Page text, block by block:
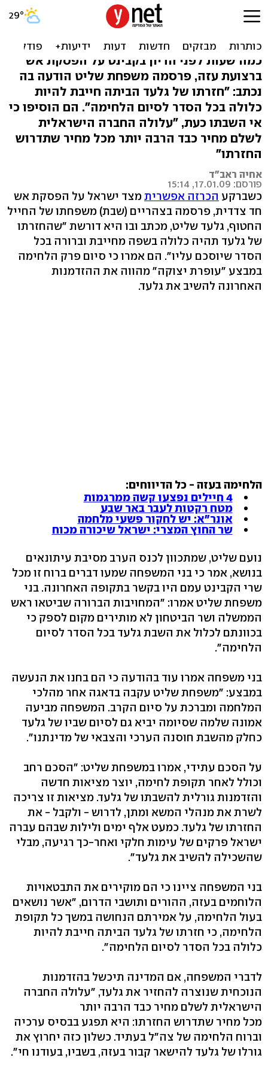
משפחת שליט: הזדמנות
אחרונה לשחרר את גלעד
כמה שעות לפני הדיון בקבינט על הפסקת אש
ברצועת עזה, פרסמה משפחת שליט הודעה בה
נכתב: "חזרתו של גלעד הביתה חייבת להיות
כלולה בכל הסדר לסיום הלחימה". הם הוסיפו כי
אי השבתו כעת, "עלולה החברה הישראלית
לשלם מחיר כבד הרבה יותר מכל מחיר שתדרוש
החזרתו"
אחיה ראב"ד
פורסם: 17.01.09, 15:14
כשברקע הכרזה אפשריתמצד ישראל על הפסקת אש
חד צדדית, פרסמה בצהריים (שבת) משפחתו של החייל
החטוף, גלעד שליט, מכתב ובו היא דורשת "שהחזרתו
של גלעד תהיה כלולה בשפה מחייבת וברורה בכל
הסדר שיוסכם עליו". הם אמרו כי סיום פרק הלחימה
במבצע "עופרת יצוקה" מהווה את ההזדמנות
האחרונה להשיב את גלעד.
הלחימה בעזה - כל הדיווחים:
4 חיילים נפצעו קשה ממרגמות
מטח רקטות לעבר באר שבע
אונר"א: יש לחקור פשעי מלחמה
שר החוץ המצרי: ישראל שיכורה מכוח
נועם שליט, שמתכוון לכנס הערב מסיבת עיתונאים
בנושא, אמר כי בני המשפחה שמעו דברים ברוח זו מכל
שרי הקבינט עמם היו בקשר בתקופה האחרונה. בני
משפחת שליט אמרו: "המחויבות הברורה שביטאו ראש
הממשלה ושר הביטחון לא מותירים מקום לספק כי
בכוונתם לכלול את השבת גלעד בכל הסדר לסיום
הלחימה".
בני משפחה אמרו עוד בהודעה כי הם בחנו את הנעשה
במבצע: "משפחת שליט עקבה בדאגה אחר מהלכי
המלחמה ומברכת על סיום הקרב. המשפחה מביעה
אמונה שלמה שסיומה יביא גם לסיום שביו של גלעד
כחלק מהשבת חוסנה הערכי והצבאי של מדינתנו".
על הסכם עתידי, אמרו במשפחת שליט: "הסכם רחב
וכולל לאחר תקופת לחימה, יוצר מציאות חדשה
והזדמנות גורלית להשבתו של גלעד. מציאות זו צריכה
לשרת את מנהלי המשא ומתן, לדרוש - ולקבל - את
החזרתו של גלעד. כמעט אלף ימים ולילות שבהם עברה
ישראל פרקים של עימות חלקי ואחר-כך רגיעה, מבלי
שהשכילה להשיב את גלעד".
בני המשפחה ציינו כי הם מוקירים את התבטאויות
הלוחמים בעזה, ההורים ותושבי הדרום, "אשר נושאים
בעול הלחימה, על אמירתם הנחושה במשך כל תקופת
הלחימה, כי חזרתו של גלעד הביתה חייבת להיות
כלולה בכל הסדר לסיום הלחימה".
לדברי המשפחה, אם המדינה תיכשל בהזדמנות
הנוכחית שנוצרה להחזיר את גלעד, "עלולה החברה
הישראלית לשלם מחיר כבד הרבה יותר
מכל מחיר שתדרוש החזרתו: היא תפגע בבסיס ערכיה
וברוח הלחימה של צה"ל בעתיד. כשלון כזה יחרוץ את
גורלו של גלעד להישאר קבור בעזה, בשביו, בעודנו חי".